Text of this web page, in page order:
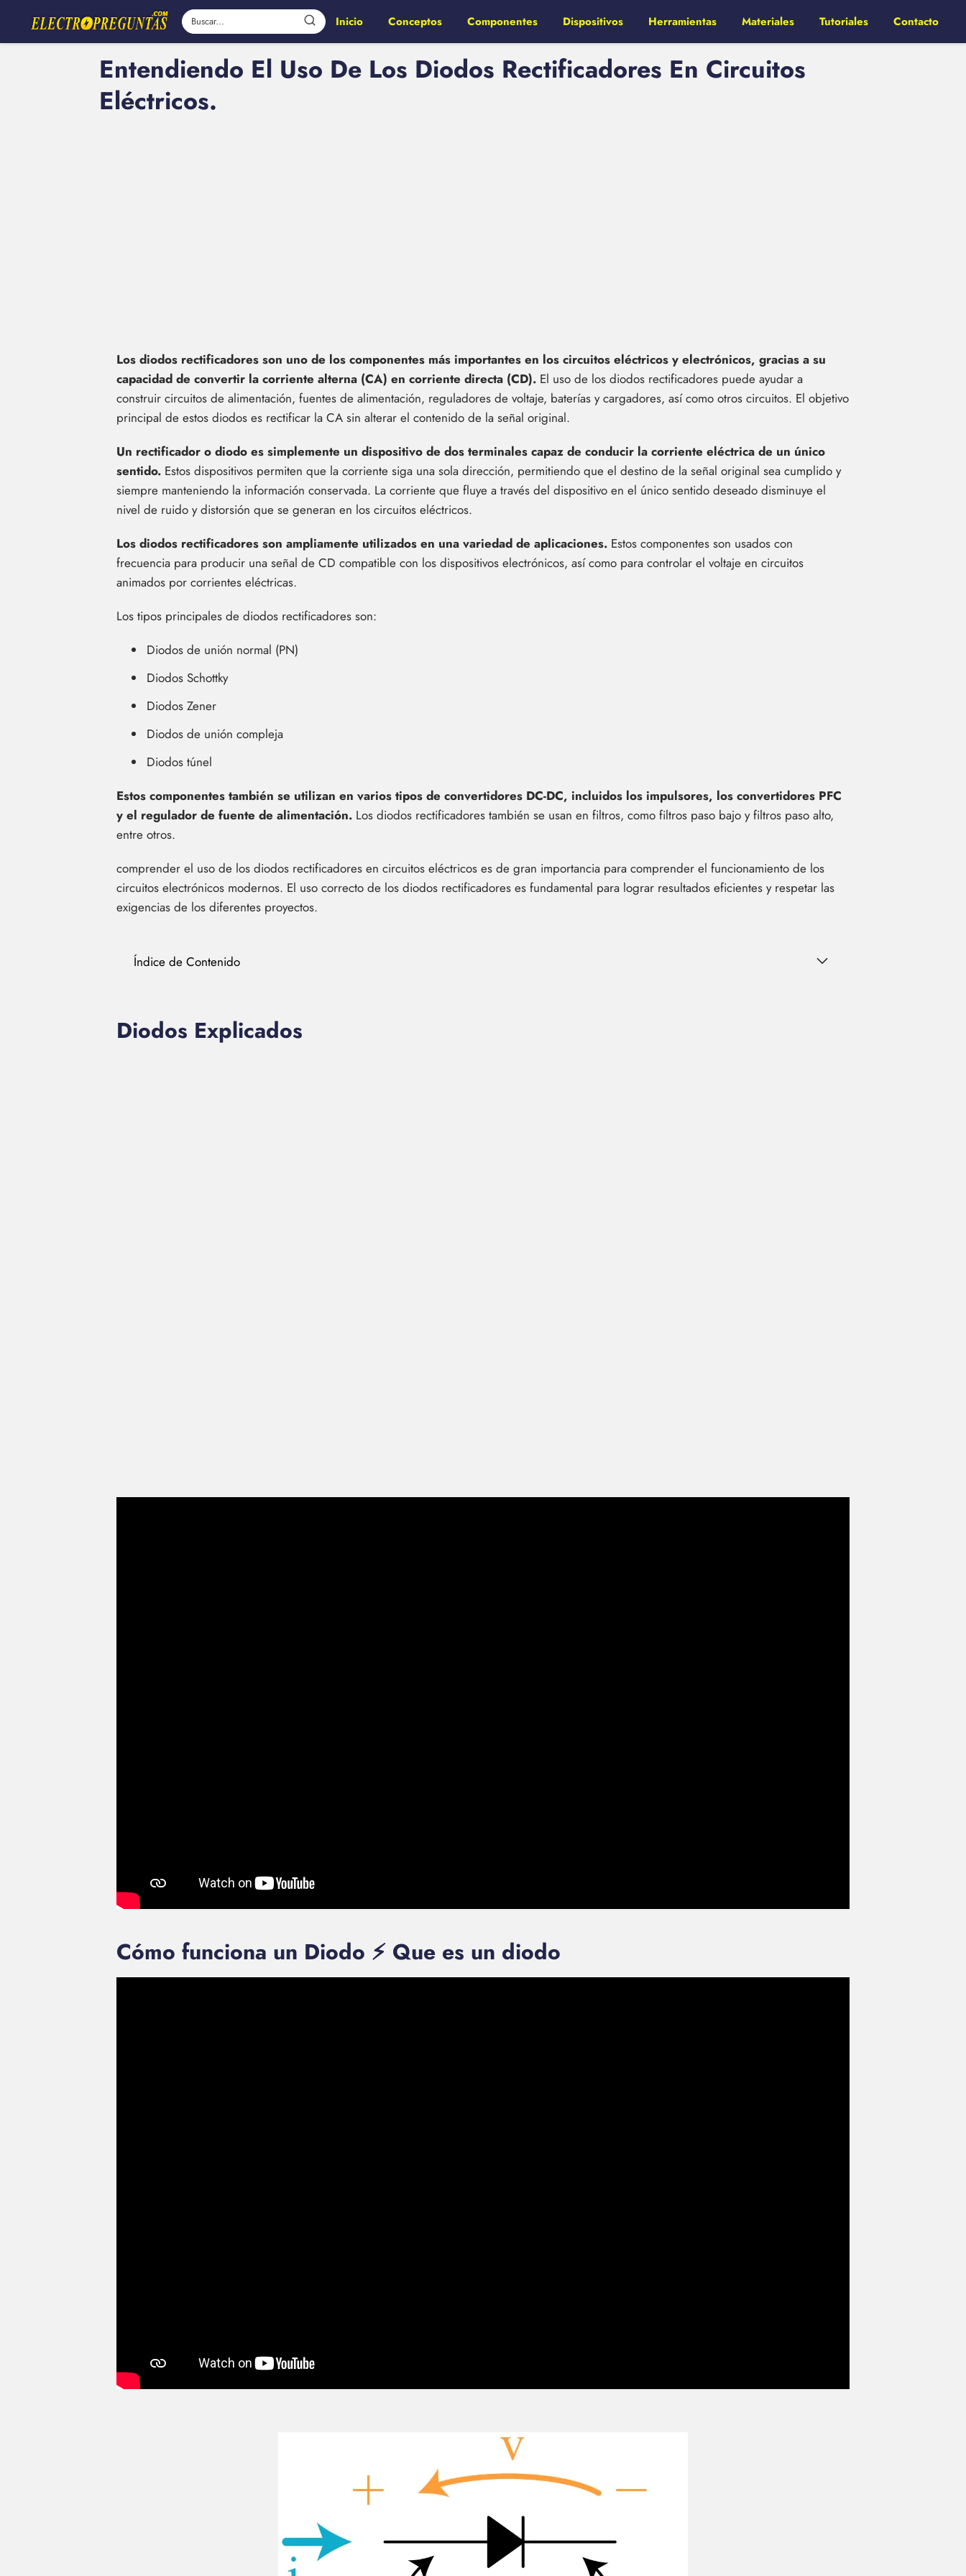
Inicio Conceptos Componentes Dispositivos Herramientas Materiales Tutoriales Contacto
Entendiendo El Uso De Los Diodos Rectificadores En Circuitos
Eléctricos.
Los diodos rectificadores son uno de los componentes más importantes en los circuitos eléctricos y electrónicos, gracias a su
capacidad de convertir la corriente alterna (CA) en corriente directa (CD). El uso de los diodos rectificadores puede ayudar a
construir circuitos de alimentación, fuentes de alimentación, reguladores de voltaje, baterías y cargadores, así como otros circuitos. El objetivo
principal de estos diodos es rectificar la CA sin alterar el contenido de la señal original.
Un rectificador o diodo es simplemente un dispositivo de dos terminales capaz de conducir la corriente eléctrica de un único
sentido. Estos dispositivos permiten que la corriente siga una sola dirección, permitiendo que el destino de la señal original sea cumplido y
siempre manteniendo la información conservada. La corriente que fluye a través del dispositivo en el único sentido deseado disminuye el
nivel de ruido y distorsión que se generan en los circuitos eléctricos.
Los diodos rectificadores son ampliamente utilizados en una variedad de aplicaciones. Estos componentes son usados ​​con
frecuencia para producir una señal de CD compatible con los dispositivos electrónicos, así como para controlar el voltaje en circuitos
animados por corrientes eléctricas.
Los tipos principales de diodos rectificadores son:
Diodos de unión normal (PN)
Diodos Schottky
Diodos Zener
Diodos de unión compleja
Diodos túnel
Estos componentes también se utilizan en varios tipos de convertidores DC-DC, incluidos los impulsores, los convertidores PFC
y el regulador de fuente de alimentación. Los diodos rectificadores también se usan en filtros, como filtros paso bajo y filtros paso alto,
entre otros.
comprender el uso de los diodos rectificadores en circuitos eléctricos es de gran importancia para comprender el funcionamiento de los
circuitos electrónicos modernos. El uso correcto de los diodos rectificadores es fundamental para lograr resultados eficientes y respetar las
exigencias de los diferentes proyectos.
Índice de Contenido
Diodos Explicados
Cómo funciona un Diodo ⚡ Que es un diodo